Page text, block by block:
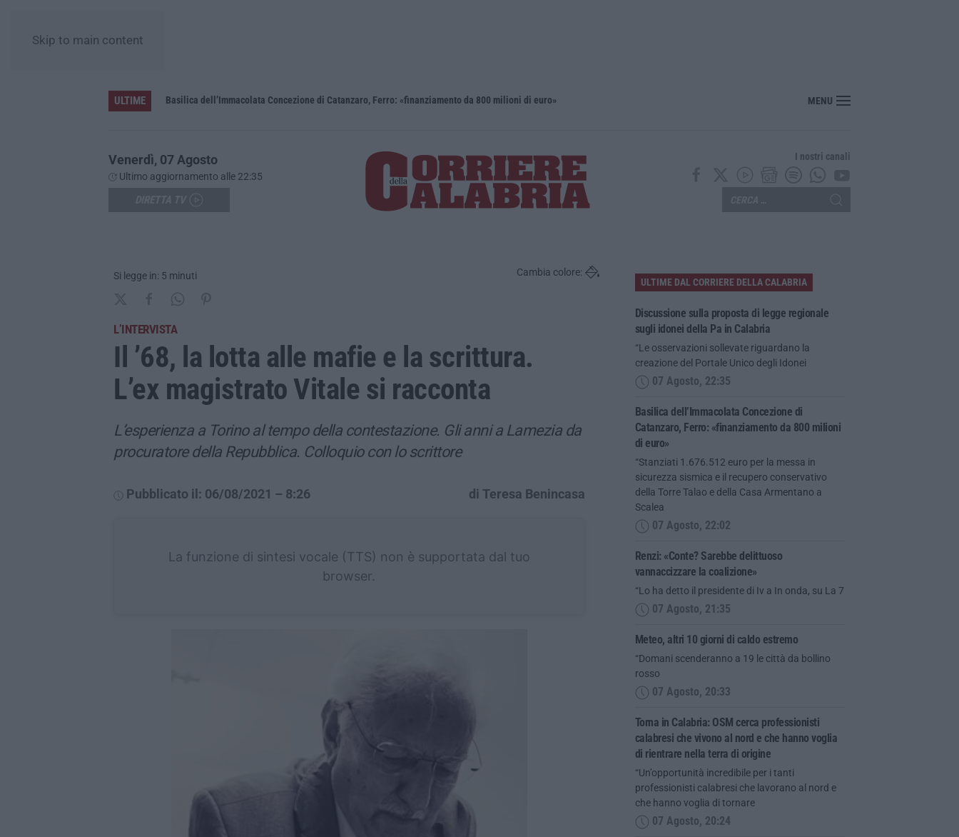
Skip to main content
ULTIME Basilica dell’Immacolata Concezione di Catanzaro, Ferro: «finanziamento da 800 milioni di euro» Renzi: «Conte? Sarebbe delittuoso vannaccizzare la coalizione»
MENU
Venerdì, 07 Agosto
Ultimo aggiornamento alle 22:35
I nostri canali
Si legge in: 5 minuti Cambia colore:
L’INTERVISTA
Il ’68, la lotta alle mafie e la scrittura.
L’ex magistrato Vitale si racconta
L’esperienza a Torino al tempo della contestazione. Gli anni a Lamezia da
procuratore della Repubblica. Colloquio con lo scrittore
Pubblicato il: 06/08/2021 – 8:26 di Teresa Benincasa
La funzione di sintesi vocale (TTS) non è supportata dal tuo
browser.
ULTIME DAL CORRIERE DELLA CALABRIA
Discussione sulla proposta di legge regionale
sugli idonei della Pa in Calabria
“Le osservazioni sollevate riguardano la
creazione del Portale Unico degli Idonei
07 Agosto, 22:35
Basilica dell’Immacolata Concezione di
Catanzaro, Ferro: «finanziamento da 800 milioni
di euro»
“Stanziati 1.676.512 euro per la messa in
sicurezza sismica e il recupero conservativo
della Torre Talao e della Casa Armentano a
Scalea
07 Agosto, 22:02
Renzi: «Conte? Sarebbe delittuoso
vannaccizzare la coalizione»
“Lo ha detto il presidente di Iv a In onda, su La 7
07 Agosto, 21:35
Meteo, altri 10 giorni di caldo estremo
“Domani scenderanno a 19 le città da bollino
rosso
07 Agosto, 20:33
Torna in Calabria: OSM cerca professionisti
calabresi che vivono al nord e che hanno voglia
di rientrare nella terra di origine
“Un’opportunità incredibile per i tanti
professionisti calabresi che lavorano al nord e
che hanno voglia di tornare
07 Agosto, 20:24